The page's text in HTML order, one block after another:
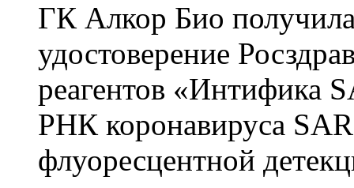
ГК Алкор Био
удостоверение
реагентов «Интифика
РНК коронавируса
флуоресцентной